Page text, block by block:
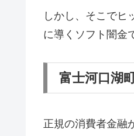
しかし、そこでヒ
に導くソフト闇金
富士河口湖
正規の消費者金融